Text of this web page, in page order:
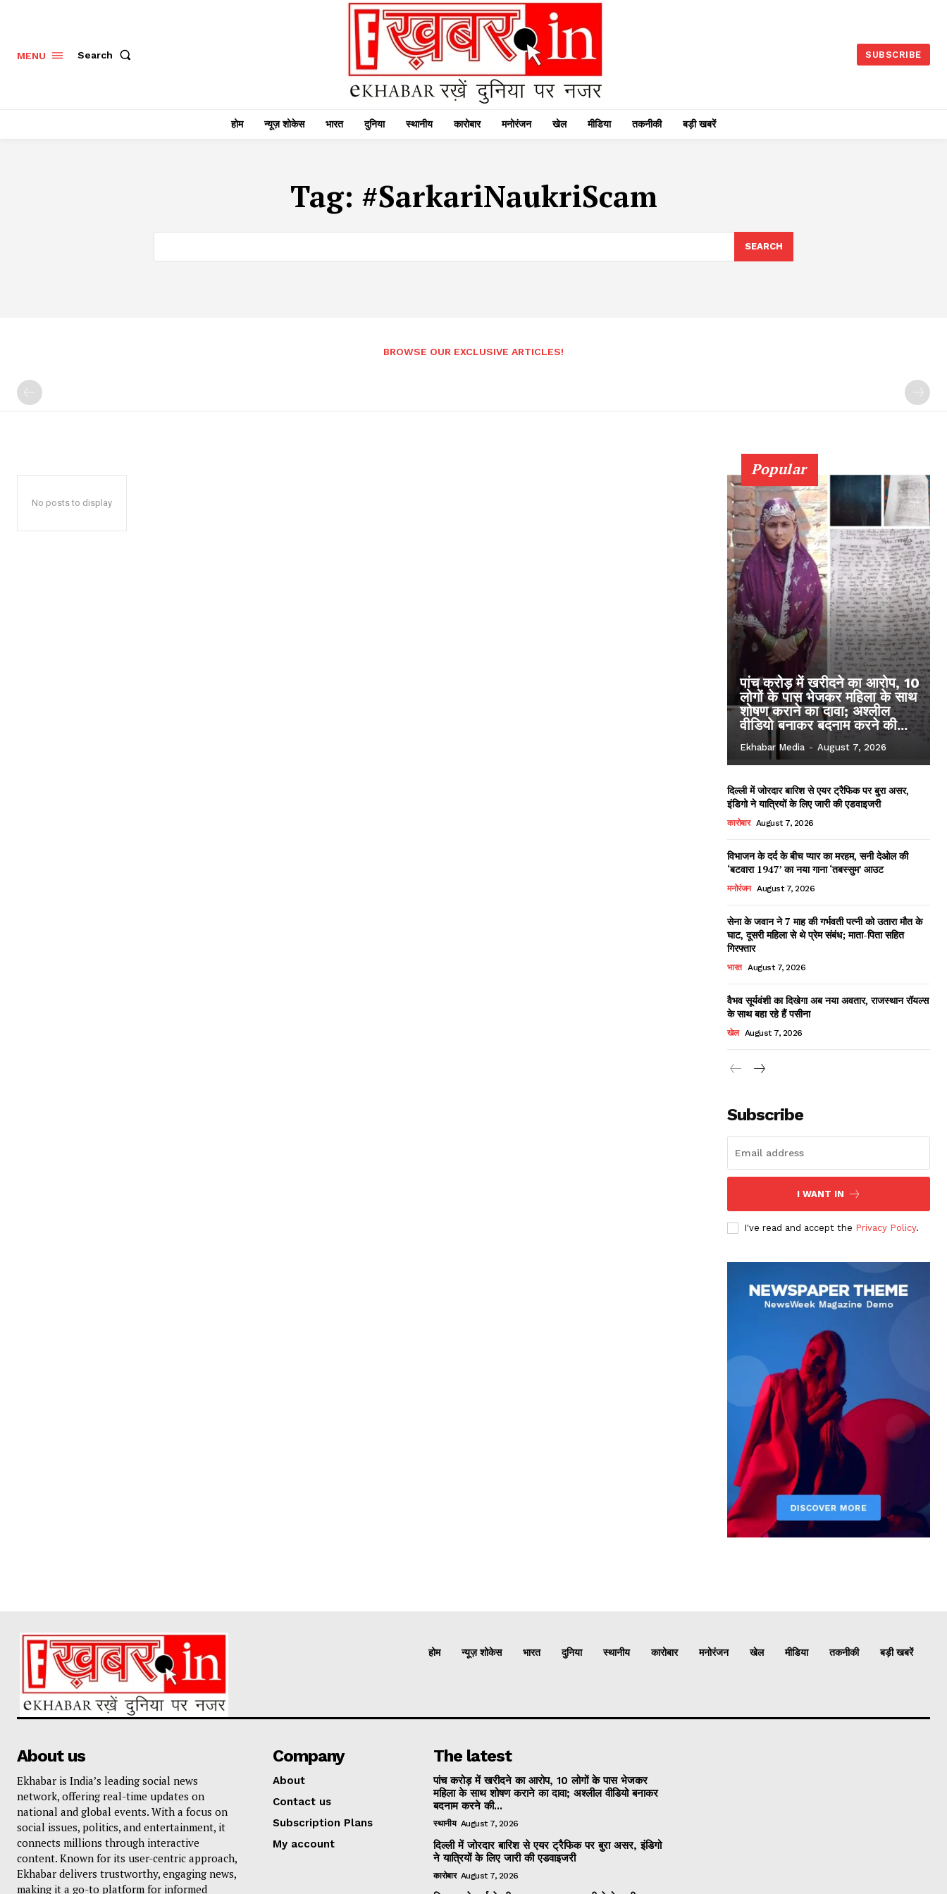
MENU Search SUBSCRIBE
होम न्यूज़ शोकेस भारत दुनिया स्थानीय कारोबार मनोरंजन खेल मीडिया तकनीकी बड़ी खबरें
Tag: #SarkariNaukriScam
SEARCH
BROWSE OUR EXCLUSIVE ARTICLES!
No posts to display
Popular
पांच करोड़ में खरीदने का आरोप, 10
लोगों के पास भेजकर महिला के साथ
शोषण कराने का दावा; अश्लील
वीडियो बनाकर बदनाम करने की...
Ekhabar Media - August 7, 2026
दिल्ली में जोरदार बारिश से एयर ट्रैफिक पर बुरा असर,
इंडिगो ने यात्रियों के लिए जारी की एडवाइजरी
कारोबार August 7, 2026
विभाजन के दर्द के बीच प्यार का मरहम, सनी देओल की
‘बटवारा 1947’ का नया गाना ‘तबस्सुम’ आउट
मनोरंजन August 7, 2026
सेना के जवान ने 7 माह की गर्भवती पत्नी को उतारा मौत के
घाट, दूसरी महिला से थे प्रेम संबंध; माता-पिता सहित
गिरफ्तार
भारत August 7, 2026
वैभव सूर्यवंशी का दिखेगा अब नया अवतार, राजस्थान रॉयल्स
के साथ बहा रहे हैं पसीना
खेल August 7, 2026
Subscribe
I WANT IN
I've read and accept the Privacy Policy.
होम न्यूज़ शोकेस भारत दुनिया स्थानीय कारोबार मनोरंजन खेल मीडिया तकनीकी बड़ी खबरें
About us
Ekhabar is India’s leading social news
network, offering real-time updates on
national and global events. With a focus on
social issues, politics, and entertainment, it
connects millions through interactive
content. Known for its user-centric approach,
Ekhabar delivers trustworthy, engaging news,
making it a go-to platform for informed
Company
About
Contact us
Subscription Plans
My account
The latest
पांच करोड़ में खरीदने का आरोप, 10 लोगों के पास भेजकर
महिला के साथ शोषण कराने का दावा; अश्लील वीडियो बनाकर
बदनाम करने की...
स्थानीय August 7, 2026
दिल्ली में जोरदार बारिश से एयर ट्रैफिक पर बुरा असर, इंडिगो
ने यात्रियों के लिए जारी की एडवाइजरी
कारोबार August 7, 2026